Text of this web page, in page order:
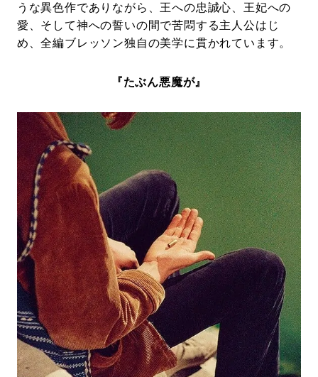
うな異色作でありながら、王への忠誠心、王妃への
愛、そして神への誓いの間で苦悶する主人公はじ
め、全編ブレッソン独自の美学に貫かれています。
『たぶん悪魔が』